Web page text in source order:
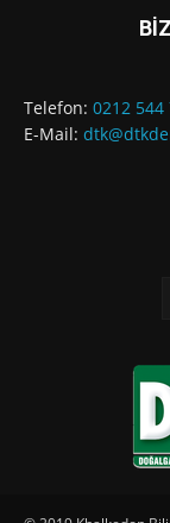
Telefon: 0212 544
E-Mail: